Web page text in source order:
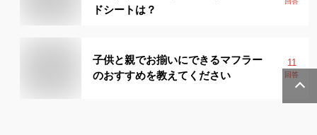
ドシートは？
子供と親でお揃いにできるマフラー
のおすすめを教えてください
11
回答